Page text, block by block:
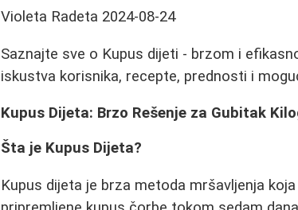
Violeta Radeta 2024-08-24
Saznajte sve o Kupus dijeti - brzom i
iskustva korisnika, recepte, prednosti i
Kupus Dijeta: Brzo Rešenje za Gubitak
Šta je Kupus Dijeta?
Kupus dijeta je brza metoda mršavljenja